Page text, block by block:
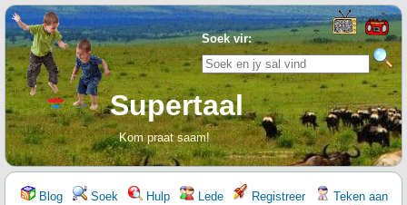
Soek vir:
Supertaal
Kom praat saam!
Blog Soek Hulp Lede Registreer
Teken aan